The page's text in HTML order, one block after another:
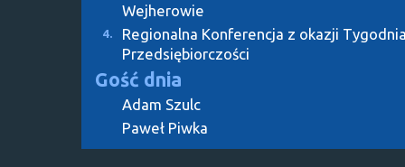
Wejherowie
4.
Regionalna Konferencja z okazji
Przedsiębiorczości
Gość dnia
Adam Szulc
Paweł Piwka